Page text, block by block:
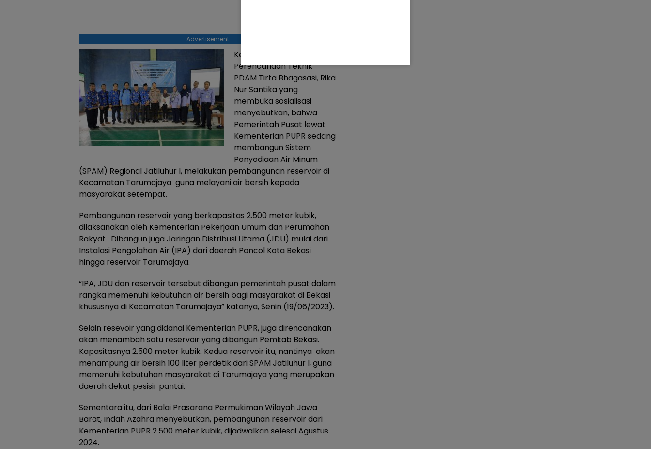
Advertisement
Kepala Bagian
Perencanaan Teknik
PDAM Tirta Bhagasasi, Rika
Nur Santika yang
membuka sosialisasi
menyebutkan, bahwa
Pemerintah Pusat lewat
Kementerian PUPR sedang
membangun Sistem
Penyediaan Air Minum
(SPAM) Regional Jatiluhur I, melakukan pembangunan reservoir di
Kecamatan Tarumajaya guna melayani air bersih kepada
masyarakat setempat.
Pembangunan reservoir yang berkapasitas 2.500 meter kubik,
dilaksanakan oleh Kementerian Pekerjaan Umum dan Perumahan
Rakyat. Dibangun juga Jaringan Distribusi Utama (JDU) mulai dari
Instalasi Pengolahan Air (IPA) dari daerah Poncol Kota Bekasi
hingga reservoir Tarumajaya.
“IPA, JDU dan reservoir tersebut dibangun pemerintah pusat dalam
rangka memenuhi kebutuhan air bersih bagi masyarakat di Bekasi
khususnya di Kecamatan Tarumajaya” katanya, Senin (19/06/2023).
Selain resevoir yang didanai Kementerian PUPR, juga direncanakan
akan menambah satu reservoir yang dibangun Pemkab Bekasi.
Kapasitasnya 2.500 meter kubik. Kedua reservoir itu, nantinya akan
menampung air bersih 100 liter perdetik dari SPAM Jatiluhur I, guna
memenuhi kebutuhan masyarakat di Tarumajaya yang merupakan
daerah dekat pesisir pantai.
Sementara itu, dari Balai Prasarana Permukiman Wilayah Jawa
Barat, Indah Azahra menyebutkan, pembangunan reservoir dari
Kementerian PUPR 2.500 meter kubik, dijadwalkan selesai Agustus
2024.